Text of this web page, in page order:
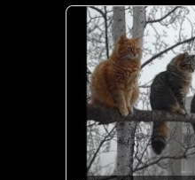
Wenn der